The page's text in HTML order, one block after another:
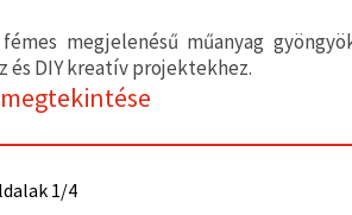
megjelenésű műanyag
és DIY kreatív projektekhez.
1/4